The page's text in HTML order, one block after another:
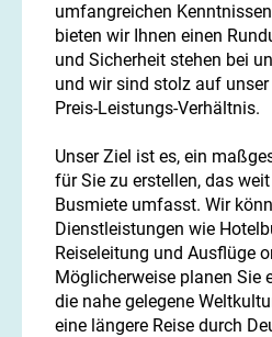
umfangreichen
bieten wir Ihnen einen
und Sicherheit stehen bei
und wir sind stolz auf
Preis-Leistungs-Verhältnis.
Unser Ziel ist es, ein
für Sie zu erstellen, das
Busmiete umfasst. Wir
Dienstleistungen wie
Reiseleitung und Ausflüge
Möglicherweise planen Sie
die nahe gelegene
eine längere Reise durch